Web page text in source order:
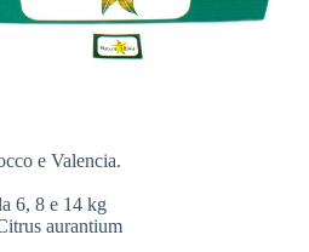
e Valencia.
6, 8 e 14 kg
aurantium